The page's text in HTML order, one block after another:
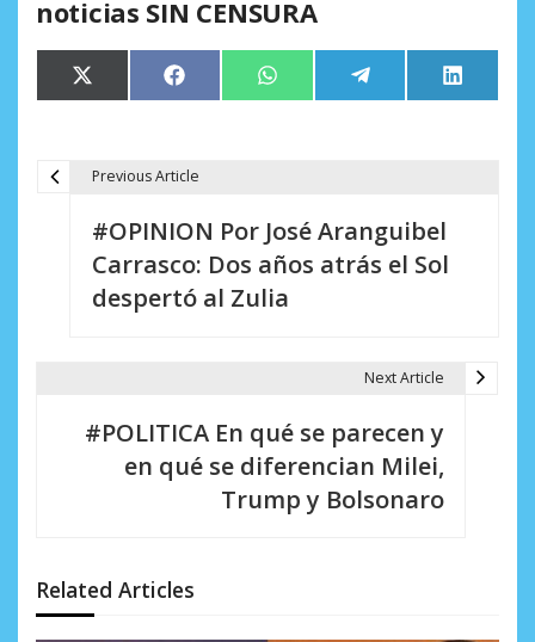
noticias SIN CENSURA
Compartir
en
X
(Twitter)
Compartir
en
Facebook Compartir
en
WhatsApp Compartir
en
Telegram
en
LinkedIn
n
d
Previous Article
#OPINION Por José Aranguibel
Carrasco: Dos años atrás el Sol
despertó al Zulia
Next Article
#POLITICA En qué se parecen y
en qué se diferencian Milei,
Trump y Bolsonaro
Related Articles